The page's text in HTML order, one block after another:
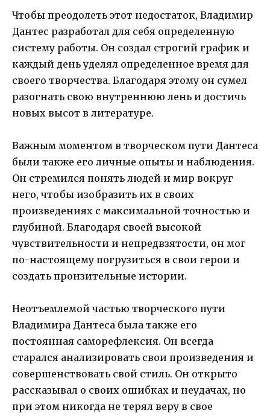
Чтобы преодолеть этот недостаток, Владимир
Дантес разработал для себя определенную
систему работы. Он создал строгий график и
каждый день уделял определенное время для
своего творчества. Благодаря этому он сумел
разогнать свою внутреннюю лень и достичь
новых высот в литературе.
Важным моментом в творческом пути Дантеса
были также его личные опыты и наблюдения.
Он стремился понять людей и мир вокруг
него, чтобы изобразить их в своих
произведениях с максимальной точностью и
глубиной. Благодаря своей высокой
чувствительности и непредвзятости, он мог
по-настоящему погрузиться в свои герои и
создать пронзительные истории.
Неотъемлемой частью творческого пути
Владимира Дантеса была также его
постоянная саморефлексия. Он всегда
старался анализировать свои произведения и
совершенствовать свой стиль. Он открыто
рассказывал о своих ошибках и неудачах, но
при этом никогда не терял веру в свое